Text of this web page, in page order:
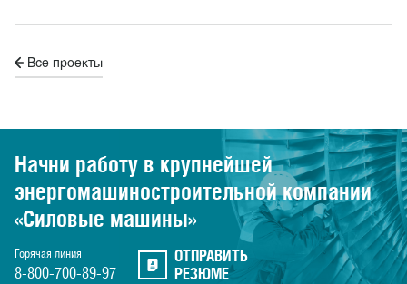
Все проекты
Начни работу в крупнейшей
энергомашиностроительнойкомпании
«Силовые машины»
Горячая линия
8-800-700-89-97
ОТПРАВИТЬ
РЕЗЮМЕ